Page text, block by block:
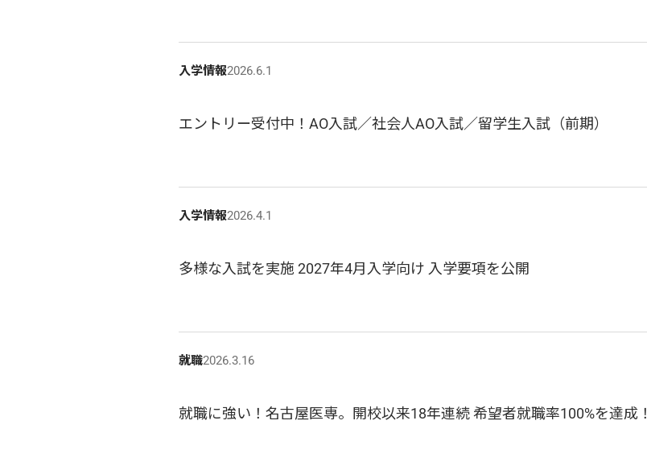
入学情報2026.6.1
エントリー受付中！AO入試／社会人AO入試／留学生入試（前期）
入学情報2026.4.1
多様な入試を実施 2027年4月入学向け 入学要項を公開
就職2026.3.16
就職に強い！名古屋医専。開校以来18年連続 希望者就職率100%を達成！